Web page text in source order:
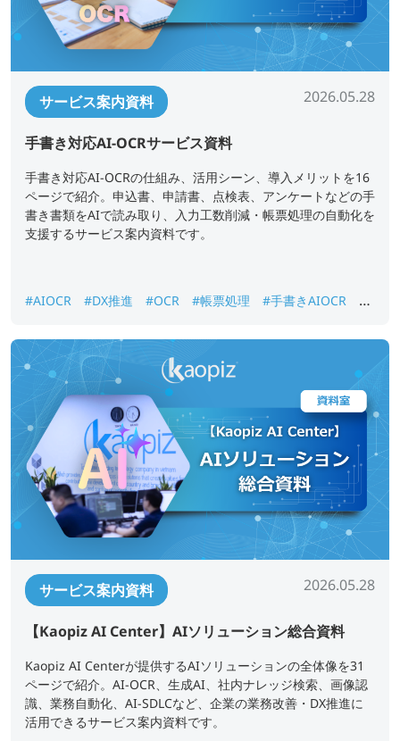
サービス案内資料 2026.05.28
手書き対応AI-OCRサービス資料
手書き対応AI-OCRの仕組み、活用シーン、導入メリットを16
ページで紹介。申込書、申請書、点検表、アンケートなどの手
書き書類をAIで読み取り、入力工数削減・帳票処理の自動化を
支援するサービス案内資料です。
#AIOCR #DX推進 #OCR #帳票処理 #手書きAIOCR
#
サービス案内資料 2026.05.28
【Kaopiz AI Center】AIソリューション総合資料
Kaopiz AI Centerが提供するAIソリューションの全体像を31
ページで紹介。AI-OCR、生成AI、社内ナレッジ検索、画像認
識、業務自動化、AI-SDLCなど、企業の業務改善・DX推進に
活用できるサービス案内資料です。